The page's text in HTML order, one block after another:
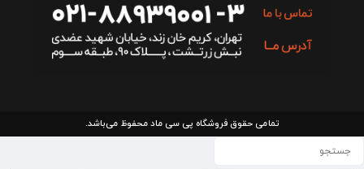
تمامی حقوق فروشگاه پی سی ماد محفوظ می‌باشد.